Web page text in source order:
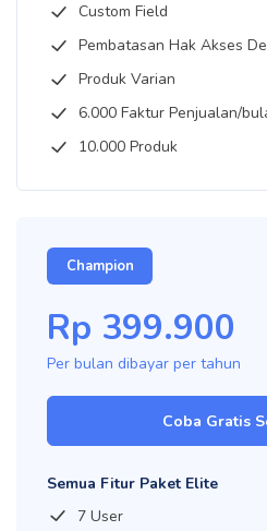
Custom Field
Pembatasan Hak Akses
Produk Varian
6.000 Faktur Penjualan/
10.000 Produk
Champion
Rp 399.900
Per bulan dibayar per tahun
Coba Gratis
Semua Fitur Paket Elite
7 User